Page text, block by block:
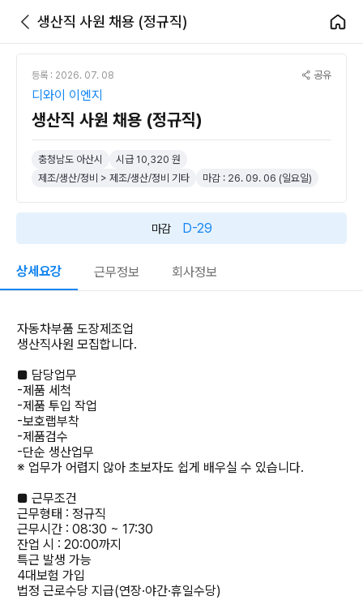
생산직 사원 채용 (정규직)
등록 : 2026. 07. 08 공유
디와이 이엔지
생산직 사원 채용 (정규직)
충청남도 아산시
시급 10,320 원
제조/생산/정비 > 제조/생산/정비 기타
마감 : 26. 09. 06 (일요일)
마감 D-29
상세요강 근무정보 회사정보
자동차부품 도장제조업
생산직사원 모집합니다.
■ 담당업무
-제품 세척
-제품 투입 작업
-보호랩부착
-제품검수
-단순 생산업무
※ 업무가 어렵지 않아 초보자도 쉽게 배우실 수 있습니다.
■ 근무조건
근무형태 : 정규직
근무시간 : 08:30 ~ 17:30
잔업 시 : 20:00까지
특근 발생 가능
4대보험 가입
법정 근로수당 지급(연장·야간·휴일수당)